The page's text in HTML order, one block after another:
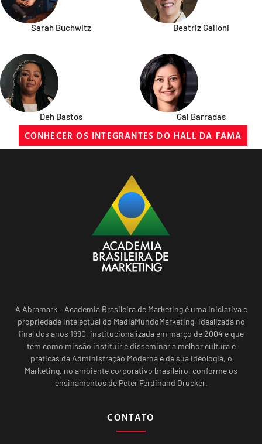
Sarah Buchwitz Beatriz Galloni
Deh Bastos Gal Barradas
CONHECER OS INTEGRANTES DO HALL DA FAMA
A Abramark – Academia Brasileira de Marketing é uma iniciativa e
propriedade intelectual do MadiaMundoMarketing, idealizada no
final dos anos 1990, institucionalizada em março de 2004 e que
tem como missão instituir e disseminar a melhor cultura e
práticas da Administração Moderna e de sua ideologia, o
Marketing, no ambiente corporativo brasileiro, conforme os
ensinamentos de Peter Ferdinand Drucker.
CONTATO